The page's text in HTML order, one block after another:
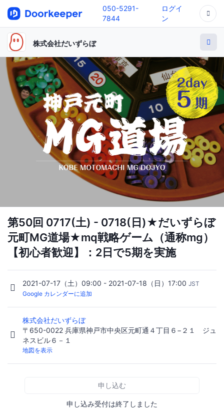
050-5291-
7844
ログイ
ン
株式会社だいずらぼ
第50回 0717(土) - 0718(日)★だいずらぼ
元町MG道場★mq戦略ゲーム（通称mg）
【初心者歓迎】：2日で5期を実施
2021-07-17（土）09:00 - 2021-07-18（日）17:00 JST
Google カレンダーに追加
株式会社だいずらぼ
〒650-0022 兵庫県神戸市中央区元町通４丁目６−２１ ジュ
ネスビル６－１
地図を表示
申し込む
申し込み受付は終了しました